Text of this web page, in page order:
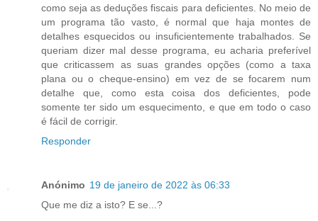
como seja as deduções fiscais para deficientes. No meio de
um programa tão vasto, é normal que haja montes de
detalhes esquecidos ou insuficientemente trabalhados. Se
queriam dizer mal desse programa, eu acharia preferível
que criticassem as suas grandes opções (como a taxa
plana ou o cheque-ensino) em vez de se focarem num
detalhe que, como esta coisa dos deficientes, pode
somente ter sido um esquecimento, e que em todo o caso
é fácil de corrigir.
Responder
Anónimo 19 de janeiro de 2022 às 06:33
Que me diz a isto? E se...?